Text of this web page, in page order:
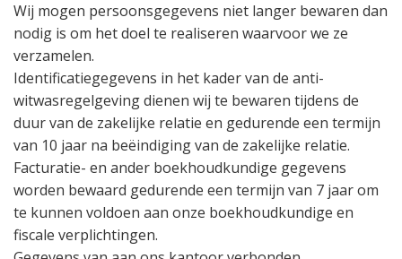
Wij mogen persoonsgegevens niet langer bewaren dan
nodig is om het doel te realiseren waarvoor we ze
verzamelen.
Identificatiegegevens in het kader van de anti-
witwasregelgeving dienen wij te bewaren tijdens de
duur van de zakelijke relatie en gedurende een termijn
van 10 jaar na beëindiging van de zakelijke relatie.
Facturatie- en ander boekhoudkundige gegevens
worden bewaard gedurende een termijn van 7 jaar om
te kunnen voldoen aan onze boekhoudkundige en
fiscale verplichtingen.